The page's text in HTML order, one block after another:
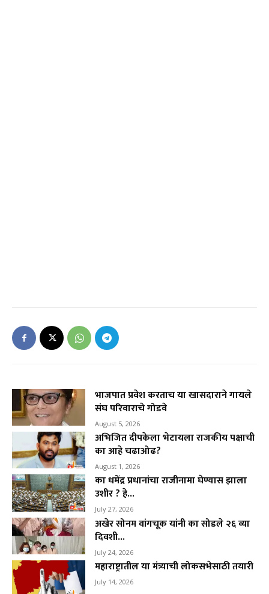
भाजपात प्रवेश करताच या खासदाराने गायले
संघ परिवाराचे गोडवे
August 5, 2026
अभिजित दीपकेला भेटायला राजकीय पक्षाची
का आहे चढाओढ?
August 1, 2026
का धमेंद्र प्रधानांचा राजीनामा घेण्यास झाला
उशीर ? हे...
July 27, 2026
अखेर सोनम वांगचूक यांनी का सोडले २६ व्या
दिवशी...
July 24, 2026
महाराष्ट्रातील या मंत्र्याची लोकसभेसाठी तयारी
July 14, 2026